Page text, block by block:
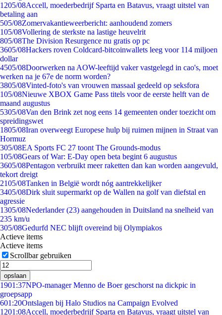
1205/08Accell, moederbedrijf Sparta en Batavus, vraagt uitstel van
betaling aan
505/08Zomervakantieweerbericht: aanhoudend zomers
105/08Vollering de sterkste na lastige heuvelrit
805/08The Division Resurgence nu gratis op pc
3605/08Hackers roven Coldcard-bitcoinwallets leeg voor 114 miljoen
dollar
4505/08Doorwerken na AOW-leeftijd vaker vastgelegd in cao's, moet
werken na je 67e de norm worden?
3805/08Vinted-foto's van vrouwen massaal gedeeld op seksfora
105/08Nieuwe XBOX Game Pass titels voor de eerste helft van de
maand augustus
5305/08Van den Brink zet nog eens 14 gemeenten onder toezicht om
spreidingswet
1805/08Iran overweegt Europese hulp bij ruimen mijnen in Straat van
Hormuz
305/08EA Sports FC 27 toont The Grounds-modus
105/08Gears of War: E-Day open beta begint 6 augustus
3605/08Pentagon verbruikt meer raketten dan kan worden aangevuld,
tekort dreigt
2105/08Tanken in België wordt nóg aantrekkelijker
3405/08Dirk sluit supermarkt op de Wallen na golf van diefstal en
agressie
1305/08Nederlander (23) aangehouden in Duitsland na snelheid van
235 km/u
305/08Gedurfd NEC blijft overeind bij Olympiakos
Actieve items
Actieve items
Scrollbar gebruiken
opslaan
1901:37NPO-manager Menno de Boer geschorst na dickpic in
groepsapp
601:20Ontslagen bij Halo Studios na Campaign Evolved
1201:08Accell, moederbedrijf Sparta en Batavus, vraagt uitstel van